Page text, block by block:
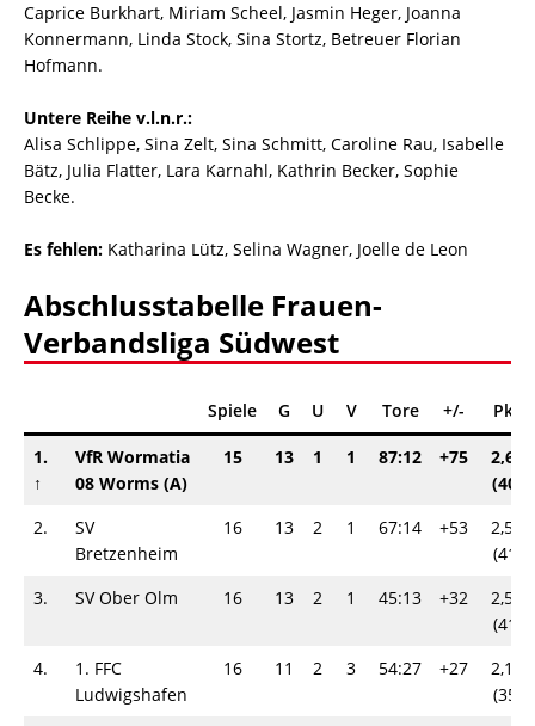
Caprice Burkhart, Miriam Scheel, Jasmin Heger, Joanna
Konnermann, Linda Stock, Sina Stortz, Betreuer Florian
Hofmann.
Untere Reihe v.l.n.r.:
Alisa Schlippe, Sina Zelt, Sina Schmitt, Caroline Rau, Isabelle
Bätz, Julia Flatter, Lara Karnahl, Kathrin Becker, Sophie
Becke.
Es fehlen: Katharina Lütz, Selina Wagner, Joelle de Leon
Abschlusstabelle Frauen-
Verbandsliga Südwest
Spiele G U V Tore +/- Pkt
1.
↑
VfR Wormatia
08 Worms (A)
15 13 1 1 87:12 +75
2,67
(40)
2.
SV
Bretzenheim
16 13 2 1 67:14 +53
2,56
(41)
3.
SV Ober Olm 16 13 2 1 45:13 +32
2,56
(41)
4.
1. FFC
Ludwigshafen
16 11 2 3 54:27 +27
2,19
(35)